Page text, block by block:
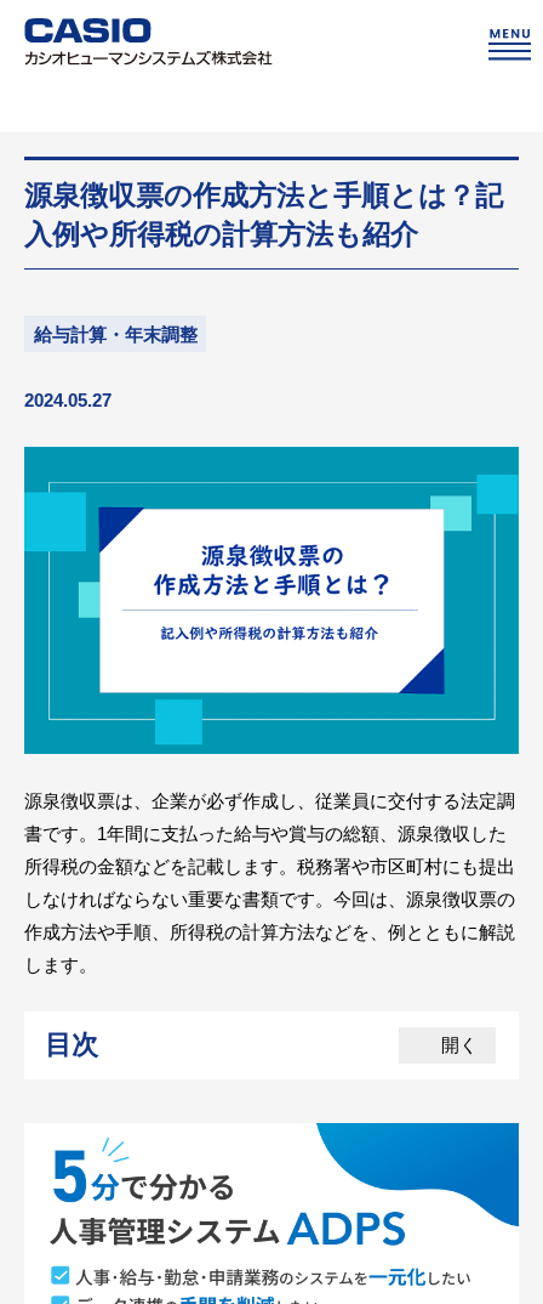
源泉徴収票の作成方法と手順とは？記
入例や所得税の計算方法も紹介
給与計算・年末調整
2024.05.27
源泉徴収票は、企業が必ず作成し、従業員に交付する法定調
書です。1年間に支払った給与や賞与の総額、源泉徴収した
所得税の金額などを記載します。税務署や市区町村にも提出
しなければならない重要な書類です。今回は、源泉徴収票の
作成方法や手順、所得税の計算方法などを、例とともに解説
します。
目次 開く